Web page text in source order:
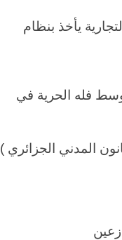
يأخذ بنظام
فله الحرية في